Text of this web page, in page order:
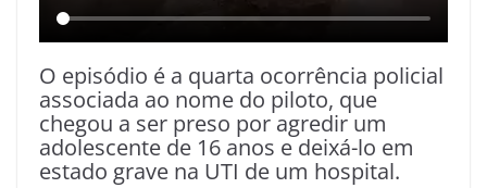
O episódio é a quarta ocorrência policial
associada ao nome do piloto, que
chegou a ser preso por agredir um
adolescente de 16 anos e deixá-lo em
estado grave na UTI de um hospital.